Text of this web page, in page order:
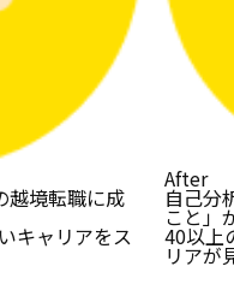
越境転職に成
キャリアをス
After
自己分
こと」
40以上
リアが